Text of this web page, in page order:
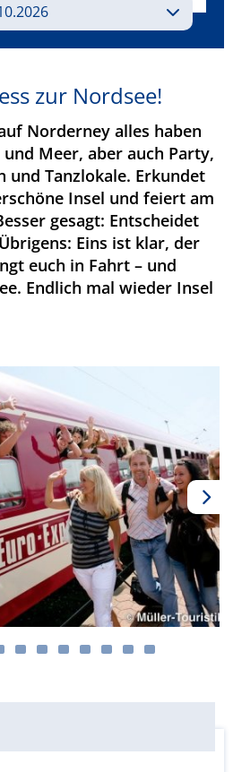
zur Nordsee!
Norderney alles haben
Meer, aber auch Party,
und Tanzlokale. Erkundet
Insel und feiert am
gesagt: Entscheidet
Eins ist klar, der
euch in Fahrt – und
Endlich mal wieder Insel